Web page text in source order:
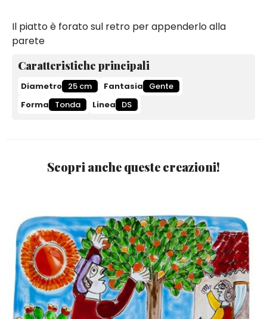
Il piatto è forato sul retro per appenderlo alla
parete
Caratteristiche principali
Diametro 25 cm Fantasia
Gente
Forma
Tonda Linea DS
Scopri anche queste creazioni!